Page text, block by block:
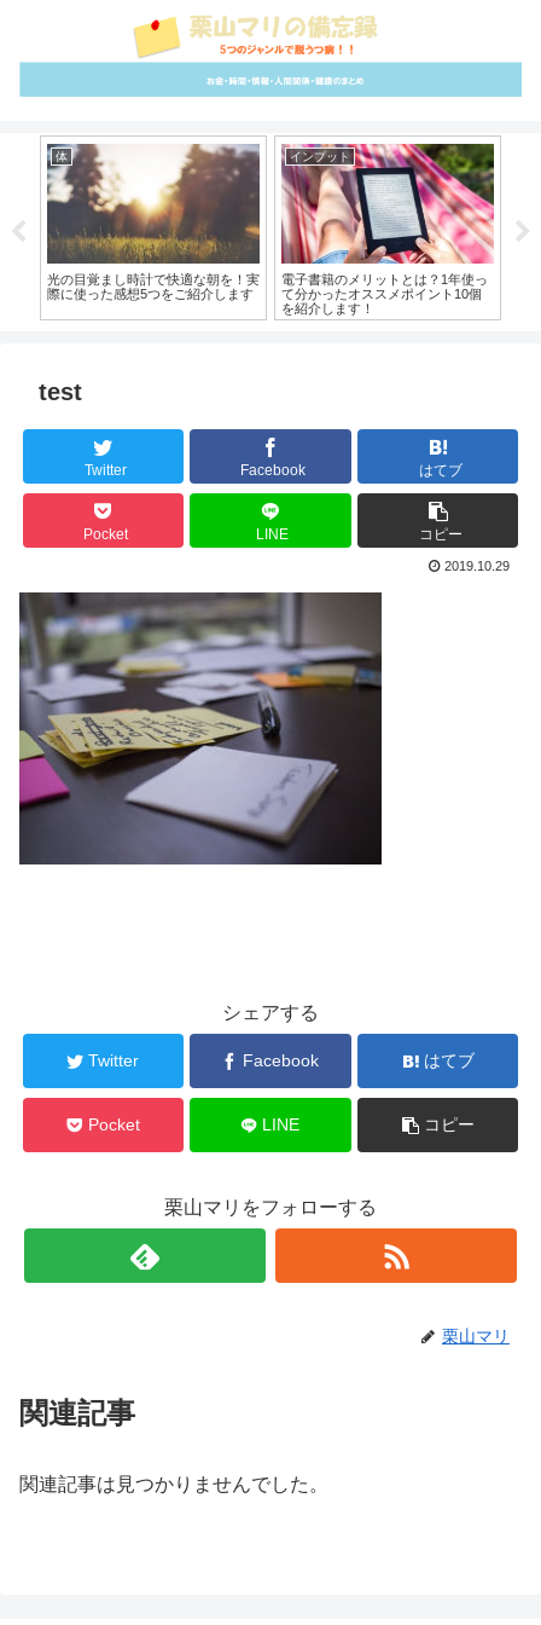
体
光の目覚まし時計で快適な朝を！実
際に使った感想5つをご紹介します
インプット
電子書籍のメリットとは？1年使っ
て分かったオススメポイント10個
を紹介します！
test
Twitter Facebook はてブ
Pocket LINE コピー
2019.10.29
シェアする
Twitter Facebook はてブ
Pocket LINE コピー
栗山マリをフォローする
栗山マリ
関連記事
関連記事は見つかりませんでした。